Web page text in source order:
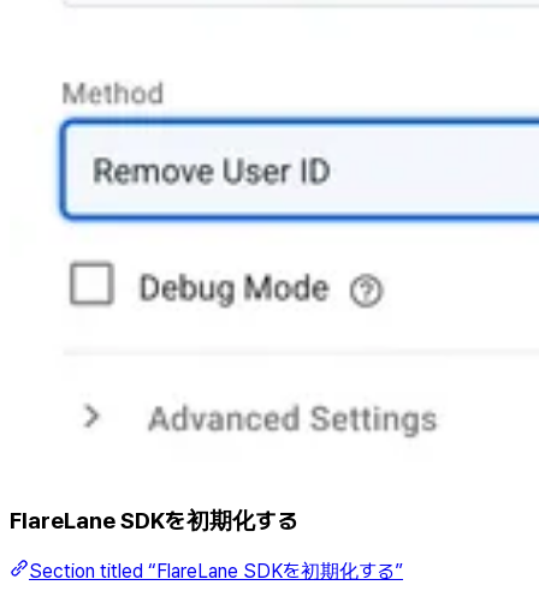
FlareLane SDKを初期化する
Section titled “FlareLane SDKを初期化する”